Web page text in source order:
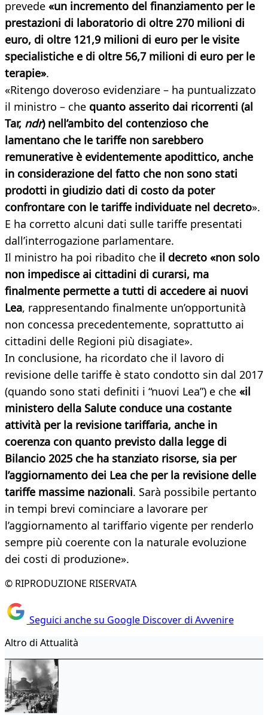
prevede «un incremento del finanziamento per le
prestazioni di laboratorio di oltre 270 milioni di
euro, di oltre 121,9 milioni di euro per le visite
specialistiche e di oltre 56,7 milioni di euro per le
terapie».
«Ritengo doveroso evidenziare – ha puntualizzato
il ministro – che quanto asserito dai ricorrenti (al
Tar, ndr) nell’ambito del contenzioso che
lamentano che le tariffe non sarebbero
remunerative è evidentemente apodittico, anche
in considerazione del fatto che non sono stati
prodotti in giudizio dati di costo da poter
confrontare con le tariffe individuate nel decreto».
E ha corretto alcuni dati sulle tariffe presentati
dall’interrogazione parlamentare.
Il ministro ha poi ribadito che il decreto «non solo
non impedisce ai cittadini di curarsi, ma
finalmente permette a tutti di accedere ai nuovi
Lea, rappresentando finalmente un’opportunità
non concessa precedentemente, soprattutto ai
cittadini delle Regioni più disagiate».
In conclusione, ha ricordato che il lavoro di
revisione delle tariffe è stato condotto sin dal 2017
(quando sono stati definiti i “nuovi Lea”) e che «il
ministero della Salute conduce una costante
attività per la revisione tariffaria, anche in
coerenza con quanto previsto dalla legge di
Bilancio 2025 che ha stanziato risorse, sia per
l’aggiornamento dei Lea che per la revisione delle
tariffe massime nazionali. Sarà possibile pertanto
in tempi brevi cominciare a lavorare per
l’aggiornamento al tariffario vigente per renderlo
sempre più coerente con la naturale evoluzione
dei costi di produzione».
© RIPRODUZIONE RISERVATA
Seguici anche su Google Discover di Avvenire
Altro di Attualità